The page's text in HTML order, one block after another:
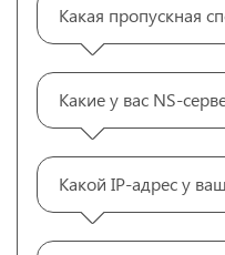
Какая пропускная
Какие у вас NS-
Какой IP-адрес у